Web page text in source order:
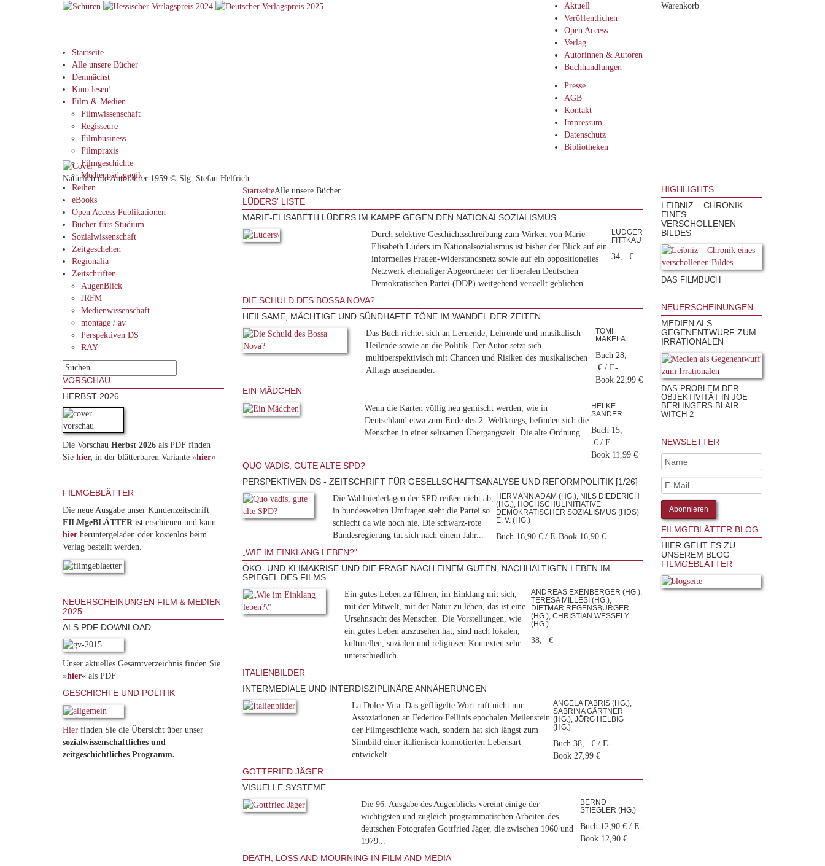
Aktuell
Veröffentlichen
Open Access
Verlag
Autorinnen & Autoren
Buchhandlungen
Presse
AGB
Kontakt
Impressum
Datenschutz
Bibliotheken
Warenkorb
Natürlich die Autofahrer 1959 © Slg. Stefan Helfrich
Startseite
Alle unsere Bücher
Demnächst
Kino lesen!
Film & Medien
Filmwissenschaft
Regisseure
Filmbusiness
Filmpraxis
Filmgeschichte
Medienpädagogik
Reihen
eBooks
Open Access Publikationen
Bücher fürs Studium
Sozialwissenschaft
Zeitgeschehen
Regionalia
Zeitschriften
AugenBlick
JRFM
Medienwissenschaft
montage / av
Perspektiven DS
RAY
VORSCHAU
HERBST 2026
Die Vorschau Herbst 2026 als PDF finden
Sie hier, in der blätterbaren Variante »hier«
FILMGEBLÄTTER
Die neue Ausgabe unser Kundenzeitschrift
FILMgeBLÄTTER ist erschienen und kann
hier heruntergeladen oder kostenlos beim
Verlag bestellt werden.
NEUERSCHEINUNGEN FILM & MEDIEN
2025
ALS PDF DOWNLOAD
Unser aktuelles Gesamtverzeichnis finden Sie
»hier« als PDF
GESCHICHTE UND POLITIK
Hier finden Sie die Übersicht über unser
sozialwissenschaftliches und
zeitgeschichtliches Programm.
StartseiteAlle unsere Bücher
LÜDERS' LISTE
MARIE-ELISABETH LÜDERS IM KAMPF GEGEN DEN NATIONALSOZIALISMUS
Durch selektive Geschichtsschreibung zum Wirken von Marie-
Elisabeth Lüders im Nationalsozialismus ist bisher der Blick auf ein
informelles Frauen-Widerstandsnetz sowie auf ein oppositionelles
Netzwerk ehemaliger Abgeordneter der liberalen Deutschen
Demokratischen Partei (DDP) weitgehend verstellt geblieben.
LUDGER
FITTKAU
34,– €
DIE SCHULD DES BOSSA NOVA?
HEILSAME, MÄCHTIGE UND SÜNDHAFTE TÖNE IM WANDEL DER ZEITEN
Das Buch richtet sich an Lernende, Lehrende und musikalisch
Heilende sowie an die Politik. Der Autor setzt sich
multiperspektivisch mit Chancen und Risiken des musikalischen
Alltags auseinander.
TOMI
MÄKELÄ
Buch 28,–
€ / E-
Book 22,99 €
EIN MÄDCHEN
Wenn die Karten völlig neu gemischt werden, wie in
Deutschland etwa zum Ende des 2. Weltkriegs, befinden sich die
Menschen in einer seltsamen Übergangszeit. Die alte Ordnung...
HELKE
SANDER
Buch 15,–
€ / E-
Book 11,99 €
QUO VADIS, GUTE ALTE SPD?
PERSPEKTIVEN DS - ZEITSCHRIFT FÜR GESELLSCHAFTSANALYSE UND REFORMPOLITIK [1/26]
Die Wahlniederlagen der SPD reißen nicht ab,
in bundesweiten Umfragen steht die Partei so
schlecht da wie noch nie. Die schwarz-rote
Bundesregierung tut sich nach einem Jahr...
HERMANN ADAM (HG.), NILS DIEDERICH
(HG.), HOCHSCHULINITIATIVE
DEMOKRATISCHER SOZIALISMUS (HDS)
E. V. (HG.)
Buch 16,90 € / E-Book 16,90 €
„WIE IM EINKLANG LEBEN?"
ÖKO- UND KLIMAKRISE UND DIE FRAGE NACH EINEM GUTEN, NACHHALTIGEN LEBEN IM
SPIEGEL DES FILMS
Ein gutes Leben zu führen, im Einklang mit sich,
mit der Mitwelt, mit der Natur zu leben, das ist eine
Ursehnsucht des Menschen. Die Vorstellungen, wie
ein gutes Leben auszusehen hat, sind nach lokalen,
kulturellen, sozialen und religiösen Kontexten sehr
unterschiedlich.
ANDREAS EXENBERGER (HG.),
TERESA MILLESI (HG.),
DIETMAR REGENSBURGER
(HG.), CHRISTIAN WESSELY
(HG.)
38,– €
ITALIENBILDER
INTERMEDIALE UND INTERDISZIPLINÄRE ANNÄHERUNGEN
La Dolce Vita. Das geflügelte Wort ruft nicht nur
Assoziationen an Federico Fellinis epochalen Meilenstein
der Filmgeschichte wach, sondern hat sich längst zum
Sinnbild einer italienisch-konnotierten Lebensart
entwickelt.
ANGELA FABRIS (HG.),
SABRINA GÄRTNER
(HG.), JÖRG HELBIG
(HG.)
Buch 38,– € / E-
Book 27,99 €
GOTTFRIED JÄGER
VISUELLE SYSTEME
Die 96. Ausgabe des Augenblicks vereint einige der
wichtigsten und zugleich programmatischen Arbeiten des
deutschen Fotografen Gottfried Jäger, die zwischen 1960 und
1979...
BERND
STIEGLER (HG.)
Buch 12,90 € / E-
Book 12,90 €
DEATH, LOSS AND MOURNING IN FILM AND MEDIA
HIGHLIGHTS
LEIBNIZ – CHRONIK
EINES
VERSCHOLLENEN
BILDES
DAS FILMBUCH
NEUERSCHEINUNGEN
MEDIEN ALS
GEGENENTWURF ZUM
IRRATIONALEN
DAS PROBLEM DER
OBJEKTIVITÄT IN JOE
BERLINGERS BLAIR
WITCH 2
NEWSLETTER
FILMGEBLÄTTER BLOG
HIER GEHT ES ZU
UNSEREM BLOG
FILMGEBLÄTTER